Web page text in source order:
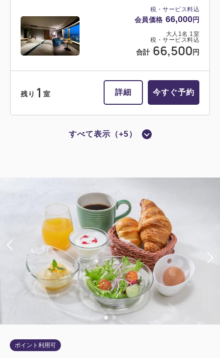
税・サービス料込
会員価格 66,000円
大人 1名 1室
税・サービス料込
合計 66,500 円
残り 1 室 詳細 今すぐ予約
税・サービス料込
会員価格 57,000円
大人1
税・サービス料込
合計 57,500
禁煙 バス・トイレ：ユニットバス
1~2名 シングルサイズ×2
Wi-Fiあり（無料）
残り1室
すべて表示（+5）
ポイント利用可